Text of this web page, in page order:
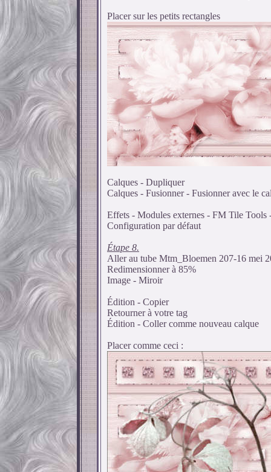
Placer sur les petits rectangles
Calques - Dupliquer
Calques - Fusionner - Fusionner avec le
Effets - Modules externes - FM Tile Tools
Configuration par défaut
Étape 8.
Aller au tube Mtm_Bloemen 207-16 mei
Redimensionner à 85%
Image - Miroir
Édition - Copier
Retourner à votre tag
Édition - Coller comme nouveau calque
Placer comme ceci :